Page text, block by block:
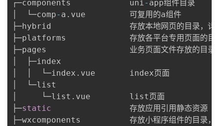
┌─components            uni- app组件目录
│  └─comp- a . vue         可复用的a组件
├─hybrid                存放本地网页的目录，详
├─platforms             存放各平台专用页面的目
├─pages                 业务页面文件存放的目录
│  ├─index
│  │  └─index . vue       index页面
│  └─list
│     └─list . vue        list页面
├─static
存放应用引用静态资源（
├─wxcomponents          存放小程序组件的目录，